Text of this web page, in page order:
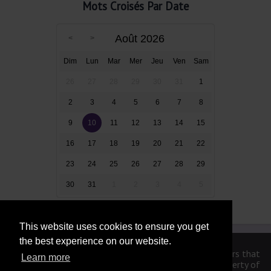
This website uses cookies to ensure you get
the best experience on our website.
Learn more
Mots Croisés Par Date
Août 2026
Dim Lun Mar Mer Jeu Ven Sam
1
2 3 4 5 6 7 8
9 10 11 12 13 14 15
16 17 18 19 20 21 22
23 24 25 26 27 28 29
30 31
We are in no way affiliated or endorsed by the publishers that
have created the games. All images and logos are property of